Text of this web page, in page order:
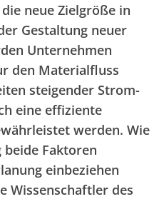
neue Zielgröße in
Gestaltung neuer
Unternehmen
den Materialfluss
steigender Strom-
eine effiziente
werden. Wie
Faktoren
einbeziehen
Wissenschaftler des